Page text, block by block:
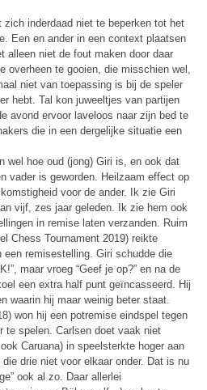
zich inderdaad niet te beperken tot het
Een en ander in een context plaatsen
alleen niet de fout maken door daar
overheen te gooien, die misschien wel,
niet van toepassing is bij de speler
hebt. Tal kon juweeltjes van partijen
avond ervoor laveloos naar zijn bed te
die in een dergelijke situatie een
wel hoe oud (jong) Giri is, en ook dat
vader is geworden. Heilzaam effect op
voor de ander. Ik zie Giri
vijf, zes jaar geleden. Ik zie hem ook
in remise laten verzanden. Ruim
Chess Tournament 2019) reikte
een remisestelling. Giri schudde die
maar vroeg “Geef je op?” en na de
een extra half punt geïncasseerd. Hij
waarin hij maar weinig beter staat.
won hij een potremise eindspel tegen
te spelen. Carlsen doet vaak niet
Caruana) in speelsterkte hoger aan
drie niet voor elkaar onder. Dat is nu
ook al zo. Daar allerlei